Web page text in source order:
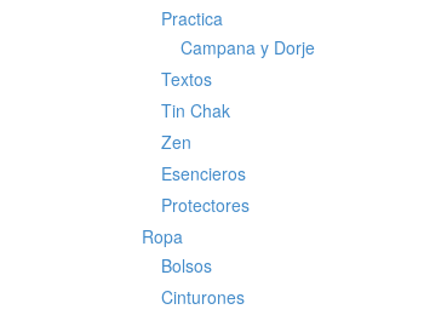
Practica
Campana y Dorje
Textos
Tin Chak
Zen
Esencieros
Protectores
Ropa
Bolsos
Cinturones